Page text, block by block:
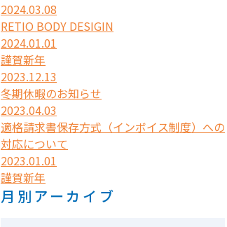
2024.03.08
RETIO BODY DESIGIN
2024.01.01
謹賀新年
2023.12.13
冬期休暇のお知らせ
2023.04.03
適格請求書保存方式（インボイス制度）への
対応について
2023.01.01
謹賀新年
月別アーカイブ